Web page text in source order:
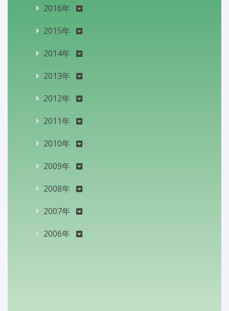
2016年
2015年
2014年
2013年
2012年
2011年
2010年
2009年
2008年
2007年
2006年